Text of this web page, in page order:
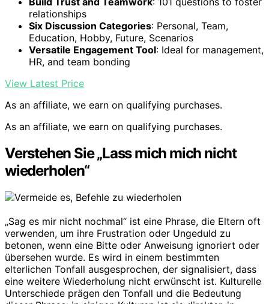
relationships
Six Discussion Categories: Personal, Team,
Education, Hobby, Future, Scenarios
Versatile Engagement Tool: Ideal for management,
HR, and team bonding
View Latest Price
As an affiliate, we earn on qualifying purchases.
As an affiliate, we earn on qualifying purchases.
Verstehen Sie „Lass mich mich nicht
wiederholen“
„Sag es mir nicht nochmal“ ist eine Phrase, die Eltern oft
verwenden, um ihre Frustration oder Ungeduld zu
betonen, wenn eine Bitte oder Anweisung ignoriert oder
übersehen wurde. Es wird in einem bestimmten
elterlichen Tonfall ausgesprochen, der signalisiert, dass
eine weitere Wiederholung nicht erwünscht ist. Kulturelle
Unterschiede prägen den Tonfall und die Bedeutung